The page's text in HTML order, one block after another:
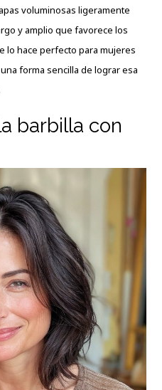
voluminosas ligeramente
y amplio que favorece los
lo hace perfecto para mujeres
forma sencilla de lograr esa
barbilla con